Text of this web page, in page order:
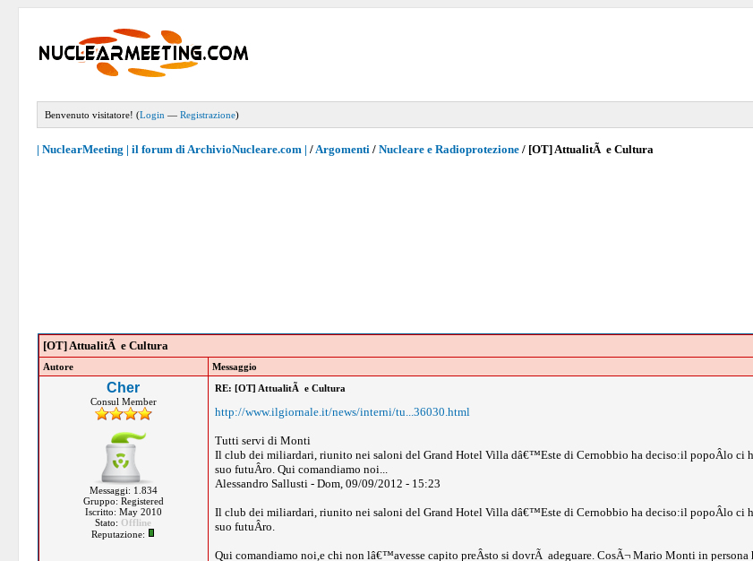
Benvenuto visitatore! (Login —Registrazione)
| NuclearMeeting | il forum di ArchivioNucleare.com | /Argomenti /Nucleare e Radioprotezione / [OT] AttualitÃ e Cultura
[OT] AttualitÃ e Cultura
Autore Messaggio
Cher
Consul Member
Messaggi: 1.834
Gruppo: Registered
Iscritto: May 2010
Stato: Offline
Reputazione:
RE: [OT] AttualitÃ e Cultura
http://www.ilgiornale.it/news/interni/tu...36030.html
Tutti servi di Monti
Il club dei miliardari, riunito nei saloni del Grand Hotel Villa dâ€™Este di Cernobbio ha deciso:il popoÂ­lo ci
suo futuÂ­ro. Qui comandiamo noi...
Alessandro Sallusti - Dom, 09/09/2012 - 15:23
Il club dei miliardari, riunito nei saloni del Grand Hotel Villa dâ€™Este di Cernobbio ha deciso:il popoÂ­lo ci
suo futuÂ­ro.
Qui comandiamo noi,e chi non lâ€™avesse capito preÂ­sto si dovrÃ adeguare. CosÃ¬ Mario Monti in